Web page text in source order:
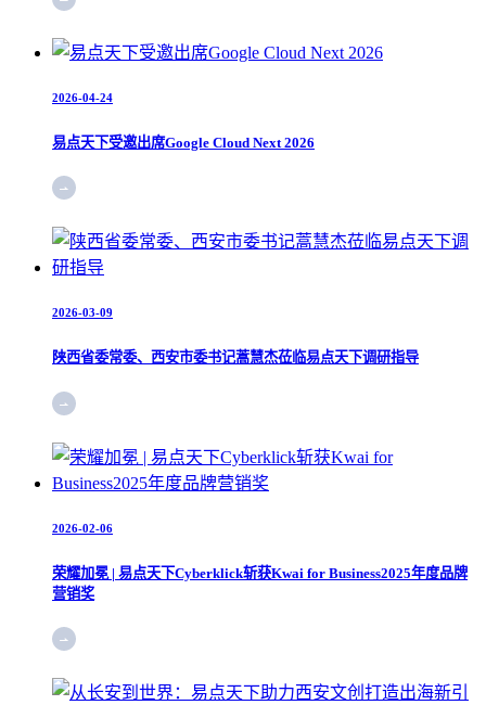
2026-04-24
易点天下受邀出席Google Cloud Next 2026
2026-03-09
陕西省委常委、西安市委书记蒿慧杰莅临易点天下调研指导
2026-02-06
荣耀加冕 | 易点天下Cyberklick斩获Kwai for Business2025年度品牌
营销奖